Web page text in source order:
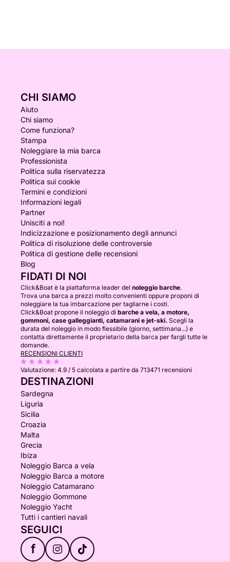
CHI SIAMO
Aiuto
Chi siamo
Come funziona?
Stampa
Noleggiare la mia barca
Professionista
Politica sulla riservatezza
Politica sui cookie
Termini e condizioni
Informazioni legali
Partner
Unisciti a noi!
Indicizzazione e posizionamento degli annunci
Politica di risoluzione delle controversie
Politica di gestione delle recensioni
Blog
FIDATI DI NOI
Click&Boat è la piattaforma leader del noleggio barche.
Trova una barca a prezzi molto convenienti oppure proponi di
noleggiare la tua imbarcazione per tagliarne i costi.
Click&Boat propone il noleggio di barche a vela, a motore,
gommoni, case galleggianti, catamarani e jet-ski. Scegli la
durata del noleggio in modo flessibile (giorno, settimana...) e
contatta direttamente il proprietario della barca per fargli tutte le
domande.
RECENSIONI CLIENTI
Valutazione: 4.9 / 5 calcolata a partire da 713471 recensioni
DESTINAZIONI
Sardegna
Liguria
Sicilia
Croazia
Malta
Grecia
Ibiza
Noleggio Barca a vela
Noleggio Barca a motore
Noleggio Catamarano
Noleggio Gommone
Noleggio Yacht
Tutti i cantieri navali
SEGUICI
f